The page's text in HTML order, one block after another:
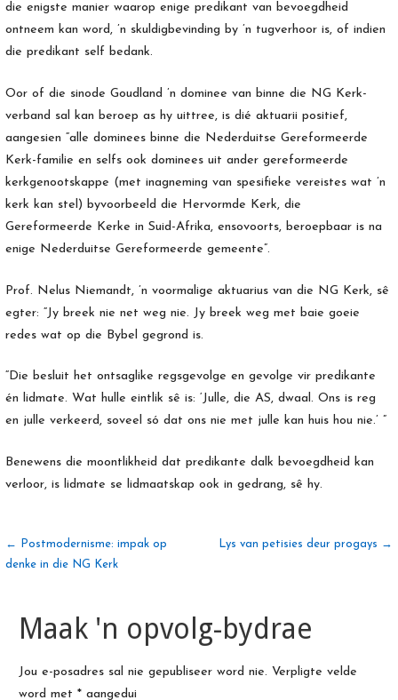
die enigste manier waarop enige predikant van bevoegdheid
ontneem kan word, ’n skuldigbevinding by ’n tugverhoor is, of indien
die predikant self bedank.
Oor of die sinode Goudland ’n dominee van binne die NG Kerk-
verband sal kan beroep as hy uittree, is dié aktuarii positief,
aangesien “alle dominees binne die Nederduitse Gereformeerde
Kerk-familie en selfs ook dominees uit ander gereformeerde
kerkgenootskappe (met inagneming van spesifieke vereistes wat ’n
kerk kan stel) byvoorbeeld die Hervormde Kerk, die
Gereformeerde Kerke in Suid-Afrika, ensovoorts, beroepbaar is na
enige Nederduitse Gereformeerde gemeente”.
Prof. Nelus Niemandt, ’n voormalige aktuarius van die NG Kerk, sê
egter: “Jy breek nie net weg nie. Jy breek weg met baie goeie
redes wat op die Bybel gegrond is.
“Die besluit het ontsaglike regsgevolge en gevolge vir predikante
én lidmate. Wat hulle eintlik sê is: ‘Julle, die AS, dwaal. Ons is reg
en julle verkeerd, soveel só dat ons nie met julle kan huis hou nie.’ ”
Benewens die moontlikheid dat predikante dalk bevoegdheid kan
verloor, is lidmate se lidmaatskap ook in gedrang, sê hy.
Artikel
navigasie
← Postmodernisme: impak op
denke in die NG Kerk
Lys van petisies deur progays →
Maak 'n opvolg-bydrae
Jou e-posadres sal nie gepubliseer word nie. Verpligte velde
word met *aangedui